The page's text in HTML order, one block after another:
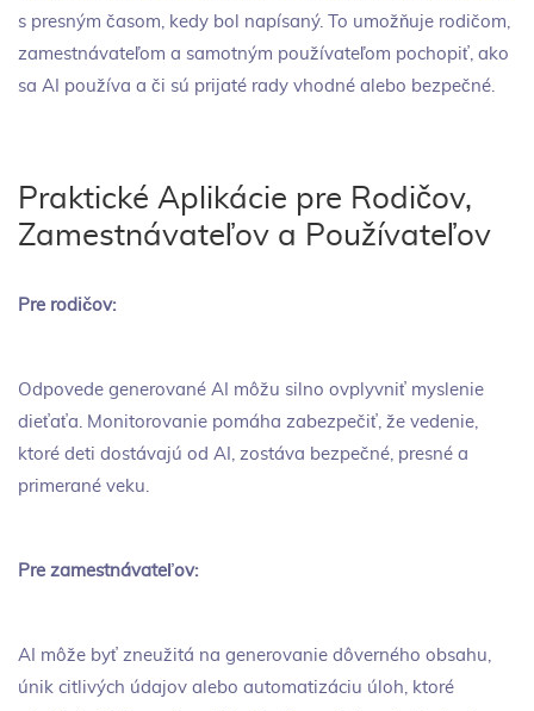
s presným časom, kedy bol napísaný. To umožňuje rodičom,
zamestnávateľom a samotným používateľom pochopiť, ako
sa AI používa a či sú prijaté rady vhodné alebo bezpečné.
Praktické Aplikácie pre Rodičov,
Zamestnávateľov a Používateľov
Pre rodičov:
Odpovede generované AI môžu silno ovplyvniť myslenie
dieťaťa. Monitorovanie pomáha zabezpečiť, že vedenie,
ktoré deti dostávajú od AI, zostáva bezpečné, presné a
primerané veku.
Pre zamestnávateľov:
AI môže byť zneužitá na generovanie dôverného obsahu,
únik citlivých údajov alebo automatizáciu úloh, ktoré